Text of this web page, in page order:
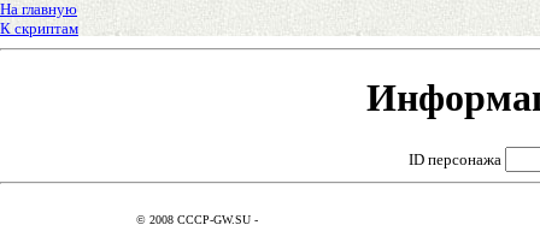
На главную
К скриптам
ID персонажа
© 2008 CCCP-GW.SU -